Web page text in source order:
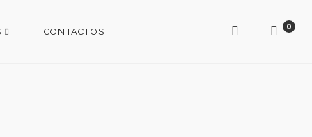
CONTACTOS 0